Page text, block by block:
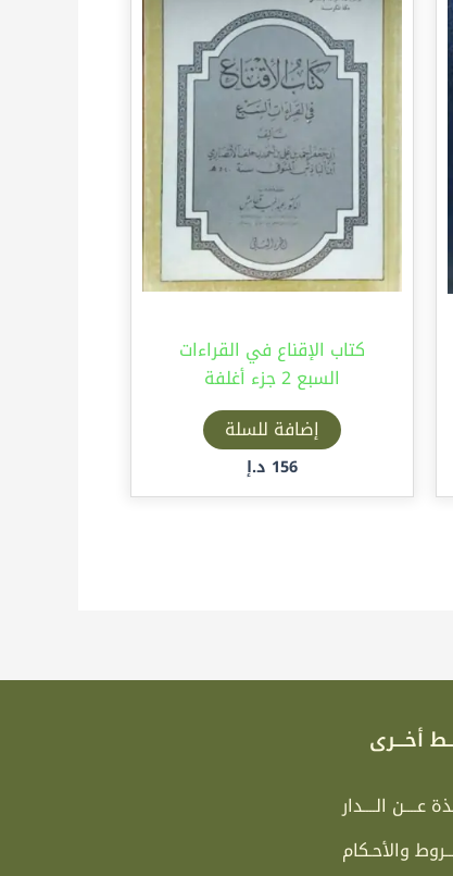
كتاب الإقناع في القراءات
السبع 2 جزء أغلفة
إضافة للسلة
156 د.إ
أخـــرى
عــــن الــــدار
والأحـكام